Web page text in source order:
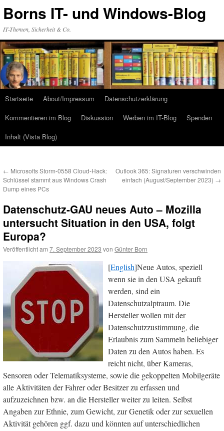
Inhalt
Borns IT- und Windows-Blog
IT-Themen, Sicherheit & Co.
Startseite About/Impressum
Datenschutzerklärung
Kommentieren im Blog
Diskussion Werben im IT-Blog
Spenden
Inhalt (Vista Blog)
← Microsofts Storm-0558 Cloud-Hack:
Schlüssel stammt aus Windows Crash
Dump eines PCs
Outlook 365: Signaturen verschwinden
einfach (August/September 2023) →
Datenschutz-GAU neues Auto – Mozilla
untersucht Situation in den USA, folgt
Europa?
Veröffentlicht am 7. September 2023 von Günter Born
[English]Neue Autos, speziell
wenn sie in den USA gekauft
werden, sind ein
Datenschutzalptraum. Die
Hersteller wollen mit der
Datenschutzzustimmung, die
Erlaubnis zum Sammeln beliebiger
Daten zu den Autos haben. Es
reicht nicht, über Kameras,
Sensoren oder Telematiksysteme, sowie die gekoppelten Mobilgeräte
alle Aktivitäten der Fahrer oder Besitzer zu erfassen und
aufzuzeichnen bzw. an die Hersteller weiter zu leiten. Selbst
Angaben zur Ethnie, zum Gewicht, zur Genetik oder zur sexuellen
Aktivität gehören ggf. dazu und könnten auf unterschiedlichen